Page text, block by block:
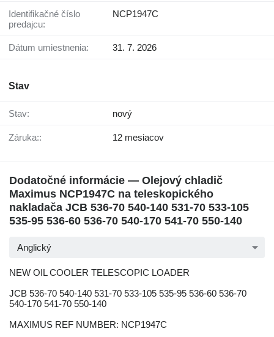
Identifikačné číslo
predajcu:
NCP1947C
Dátum umiestnenia: 31. 7. 2026
Stav
Stav: nový
Záruka:: 12 mesiacov
Dodatočné informácie — Olejový chladič
Maximus NCP1947C na teleskopického
nakladača JCB 536-70 540-140 531-70 533-105
535-95 536-60 536-70 540-170 541-70 550-140
Anglický
NEW OIL COOLER TELESCOPIC LOADER
JCB 536-70 540-140 531-70 533-105 535-95 536-60 536-70
540-170 541-70 550-140
MAXIMUS REF NUMBER: NCP1947C